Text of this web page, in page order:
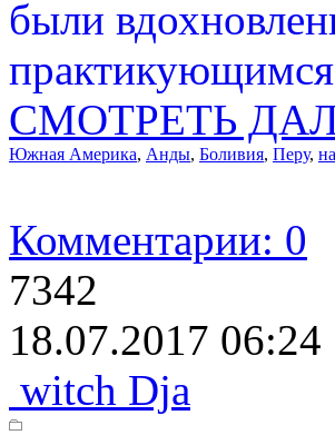
были
СМОТРЕТЬ
Южная Америка, Анды, Боливия, Перу,
Комментарии: 0
7342
18.07.2017 06:24
witch Dja